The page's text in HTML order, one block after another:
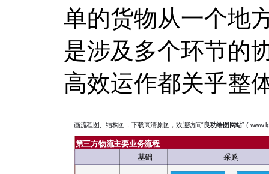
单的货物从一个地
是涉及多个环节的
高效运作都关乎整